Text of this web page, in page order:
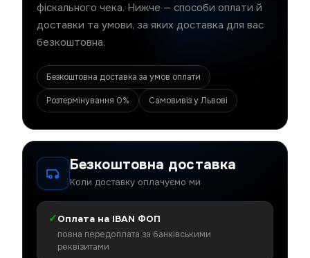
фіскального чека. Нижче — способи оплати й
доставки та умови, за яких доставка для вас
безкоштовна.
Безкоштовна доставка за умов оплати
Розтермінування 0% Самовивіз у Львові
Безкоштовна доставка
Коли доставку оплачуємо ми
✓Оплата на IBAN ФОП
повна передоплата за банківськими
реквізитами